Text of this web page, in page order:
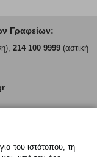
Γραφείων:
214 100 9999(αστική
του ιστότοπου, τη